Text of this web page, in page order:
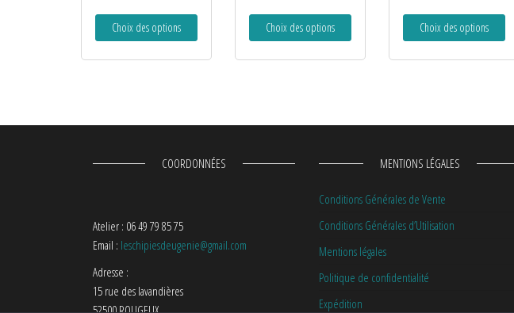
Choix des options Choix des options Choix des options
COORDONNÉES
Atelier : 06 49 79 85 75
Email : leschipiesdeugenie@gmail.com
Adresse :
15 rue des lavandières
MENTIONS LÉGALES
Conditions Générales de Vente
Conditions Générales d’Utilisation
Mentions légales
Politique de confidentialité
Expédition